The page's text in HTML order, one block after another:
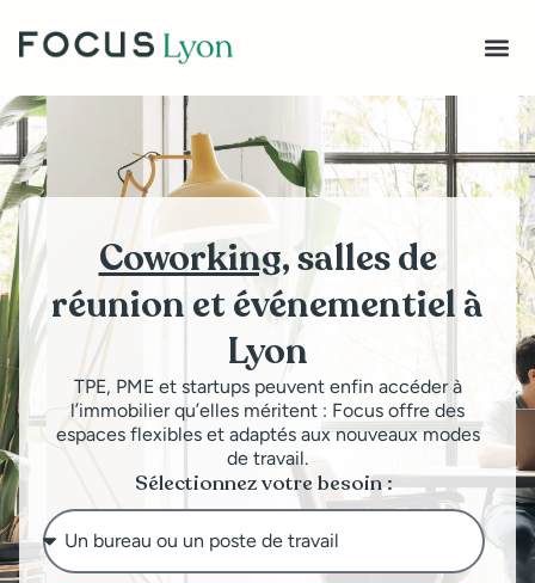
Coworking, salles de
réunion et événementiel à
Lyon
TPE, PME et startups peuvent enfin accéder à
l’immobilier qu’elles méritent : Focus offre des
espaces flexibles et adaptés aux nouveaux modes
de travail.
Sélectionnez votre besoin :